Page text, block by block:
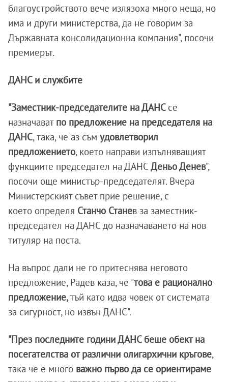
благоустройството вече излязоха много неща, но
има и други министерства, да не говорим за
Държавната консолидационна компания", посочи
премиерът.
ДАНС и службите
"Заместник-председателите на ДАНС се
назначават по предложение на председателя на
ДАНС, така, че аз съм удовлетворил
предложението, което направи изпълняващият
функциите председател на ДАНС Деньо Денев",
посочи още министър-председателят. Вчера
Министерският съвет прие решение, с
което определя Станчо Станев за заместник-
председател на ДАНС до назначаването на нов
титуляр на поста.
На въпрос дали не го притеснява неговото
предложение, Радев каза, че "това е рационално
предложение,тъй като идва човек от системата
за сигурност, но извън ДАНС".
"През последните години ДАНС беше обект на
посегателства от различни олигархични кръгове,
така че е много важно първо да се ориентираме